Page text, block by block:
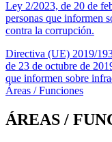
Ley 2/2023, de 20 de
personas que informen
contra la corrupción.
Directiva (UE) 2019/
de 23 de octubre de
que informen sobre
Áreas / Funciones
ÁREAS /